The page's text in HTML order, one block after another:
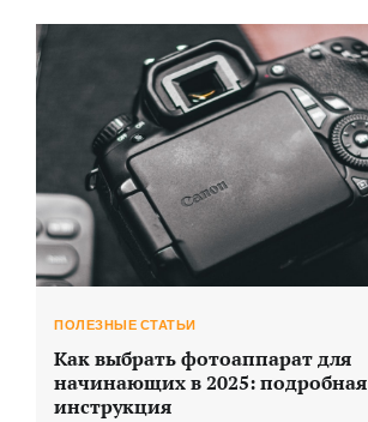
ПОЛЕЗНЫЕ СТАТЬИ
Как выбрать фотоаппарат для
начинающих в 2025: подробная
инструкция